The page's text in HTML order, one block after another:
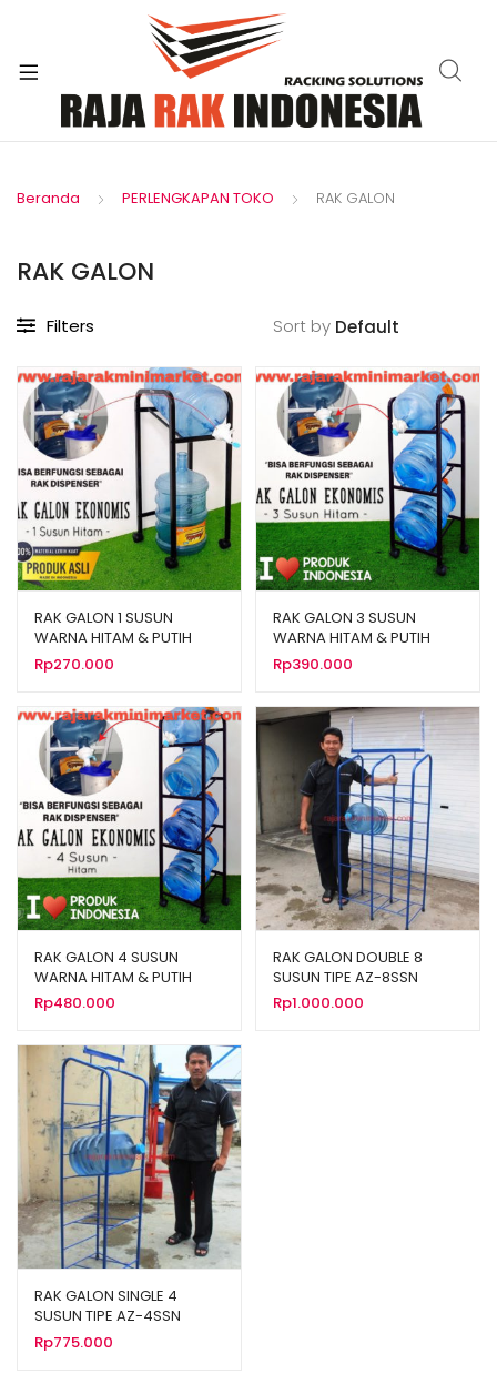
Beranda PERLENGKAPAN TOKO RAK GALON
RAK GALON
Filters Sort by
RAK GALON 1 SUSUN
WARNA HITAM & PUTIH
Rp270.000
RAK GALON 3 SUSUN
WARNA HITAM & PUTIH
Rp390.000
RAK GALON 4 SUSUN
WARNA HITAM & PUTIH
Rp480.000
RAK GALON DOUBLE 8
SUSUN TIPE AZ-8SSN
Rp1.000.000
RAK GALON SINGLE 4
SUSUN TIPE AZ-4SSN
Rp775.000